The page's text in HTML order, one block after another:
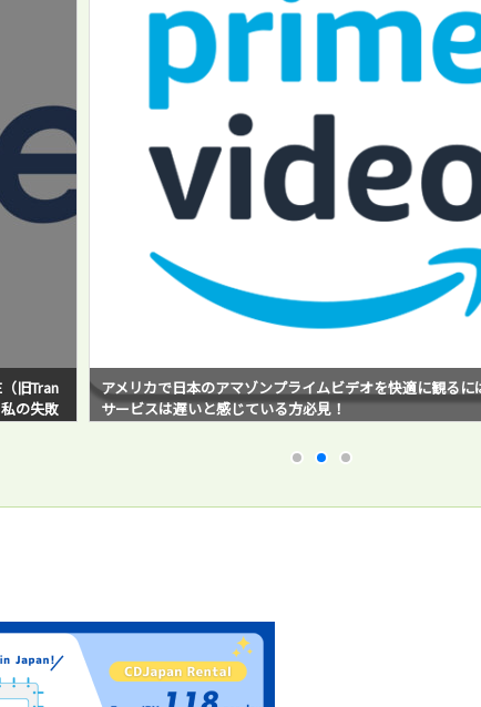
？VPN
アメリカで日本のアマゾンプライムビデオを快適に観るに
t DNS Proxyサービスを使ってみたら超快適だった！